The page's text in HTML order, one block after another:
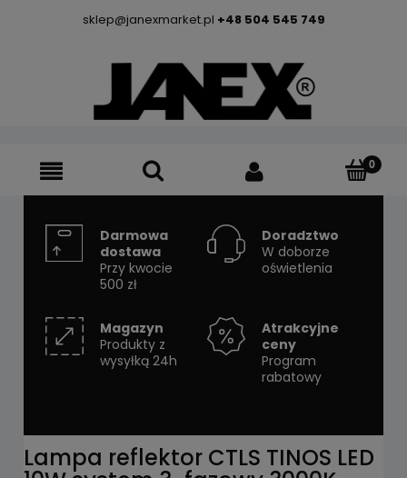
sklep@janexmarket.pl +48 504 545 749
Darmowa
dostawa
Przy kwocie
500 zł
Doradztwo
W doborze
oświetlenia
Magazyn
Produkty z
wysyłką 24h
Atrakcyjne
ceny
Program
rabatowy
Lampa reflektor CTLS TINOS LED